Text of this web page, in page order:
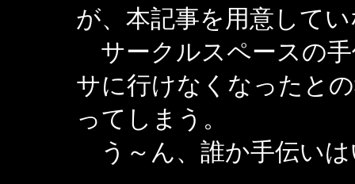
が、本記事を用意して
サークルスペースの
サに行けなくなったと
ってしまう。
う～ん、誰か手伝い